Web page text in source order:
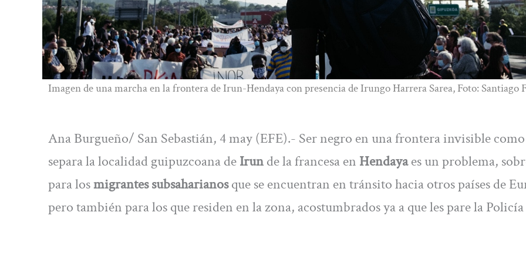
Imagen de una marcha en la frontera de Irun-Hendaya con presencia de Irungo Harrera Sarea, Foto: Santiago
Ana Burgueño/ San Sebastián, 4 may (EFE).- Ser negro en una frontera invisible
separa la localidad guipuzcoana deIrunde la francesa en Hendayaes un problema,
para losmigrantes subsaharianosque se encuentran en tránsito hacia otros países de
pero también para los que residen en la zona, acostumbrados ya a que les pare la Policía